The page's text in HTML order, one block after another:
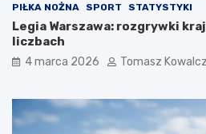
PIŁKA NOŻNA SPORT STATYSTYKI
Legia Warszawa: rozgrywki
liczbach
4 marca 2026 Tomasz